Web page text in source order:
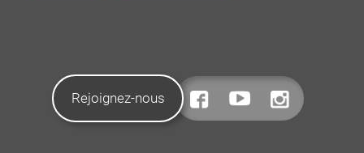
Rejoignez-nous